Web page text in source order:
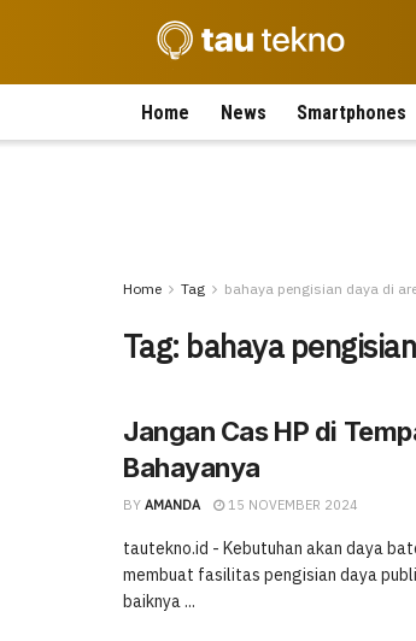
Home News Smartphones
Home Tag bahaya pengisian daya di
Tag: bahaya
Jangan Cas HP di
Bahayanya
BY AMANDA 15 NOVEMBER 2024
tautekno.id - Kebutuhan akan daya
membuat fasilitas pengisian daya
baiknya ...